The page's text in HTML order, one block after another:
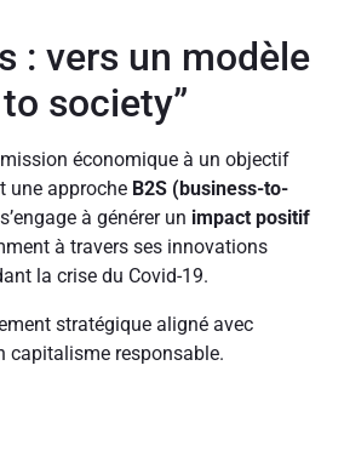
: vers un modèle
society”
économique à un objectif
une approche B2S (business-to-
à générer un impact positif
à travers ses innovations
la crise du Covid-19.
stratégique aligné avec
capitalisme responsable.